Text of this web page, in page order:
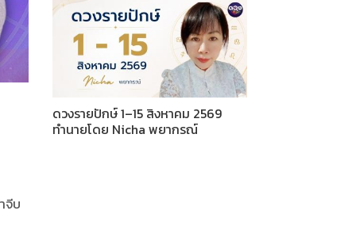
จีบ
ดวงรายปักษ์ 1–15 สิงหาคม 2569
ทำนายโดย Nicha พยากรณ์